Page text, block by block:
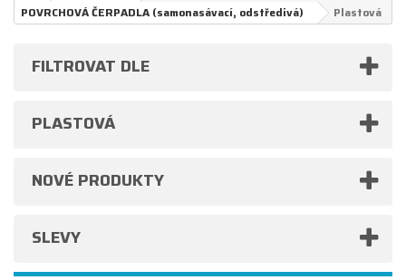
POVRCHOVÁ ČERPADLA (samonasávací, odstředivá)
Plastová
FILTROVAT DLE
PLASTOVÁ
NOVÉ PRODUKTY
SLEVY